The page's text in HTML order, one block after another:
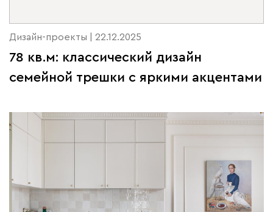
Дизайн-проекты | 22.12.2025
78 кв.м: классический дизайн
семейной трешки с яркими акцентами